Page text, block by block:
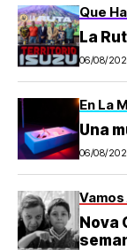
Que
La
06/08/
En La
Una
06/08/
Vamos
Nova